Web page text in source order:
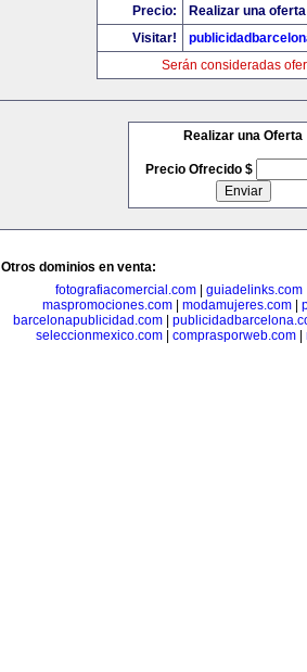
Precio:
Realizar una
Visitar!
Serán consideradas
Realizar una Oferta
Precio Ofrecido $
Otros dominios en venta:
fotografiacomercial.com
guiadelinks.com
maspromociones.com
modamujeres.com
barcelonapublicidad.com|
seleccionmexico.com| comprasporweb.com|